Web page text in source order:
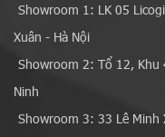
Showroom 1: LK 05
Xuân - Hà Nội
Showroom 2: Tổ 12, Khu
Ninh
Showroom 3: 33 Lê Minh